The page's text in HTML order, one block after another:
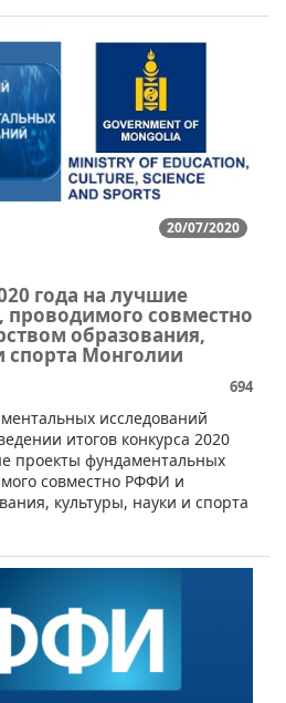
20/07/2020
года на лучшие
проводимого совместно
образования,
спорта Монголии
694
исследований
итогов конкурса 2020
проекты фундаментальных
совместно РФФИ и
культуры, науки и спорта